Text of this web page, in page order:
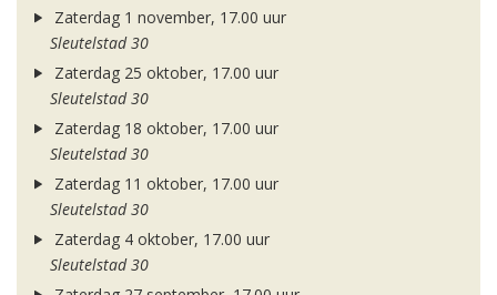
Zaterdag 1 november, 17.00 uur
Sleutelstad 30
Zaterdag 25 oktober, 17.00 uur
Sleutelstad 30
Zaterdag 18 oktober, 17.00 uur
Sleutelstad 30
Zaterdag 11 oktober, 17.00 uur
Sleutelstad 30
Zaterdag 4 oktober, 17.00 uur
Sleutelstad 30